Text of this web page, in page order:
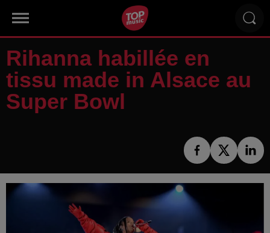
Rihanna habillée en
tissu made in Alsace au
Super Bowl